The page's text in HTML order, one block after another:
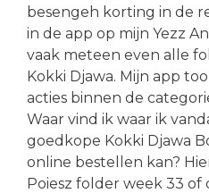
besengeh korting in de
in de app op mijn Yezz
vaak meteen even alle
Kokki Djawa. Mijn app
acties binnen de
Waar vind ik waar ik
goedkope Kokki Djawa
online bestellen kan?
Poiesz folder week 33 of